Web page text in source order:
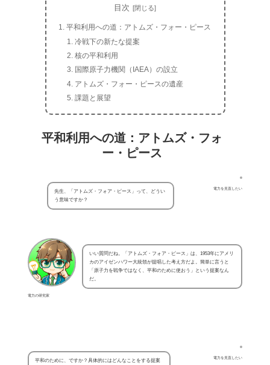
目次
平和利用への道：アトムズ・フォー・ピース
冷戦下の新たな提案
核の平和利用
国際原子力機関（IAEA）の設立
アトムズ・フォー・ピースの遺産
課題と展望
平和利用への道：アトムズ・フォ
ー・ピース
電力を見直したい
先生、「アトムズ・フォア・ピース」って、どうい
う意味ですか？
電力の研究家
いい質問だね。「アトムズ・フォア・ピース」は、1953年にアメリ
カのアイゼンハワー大統領が提唱した考え方だよ。簡単に言うと
「原子力を戦争ではなく、平和のために使おう」という提案なん
だ。
電力を見直したい
平和のために、ですか？具体的にはどんなことをする提案